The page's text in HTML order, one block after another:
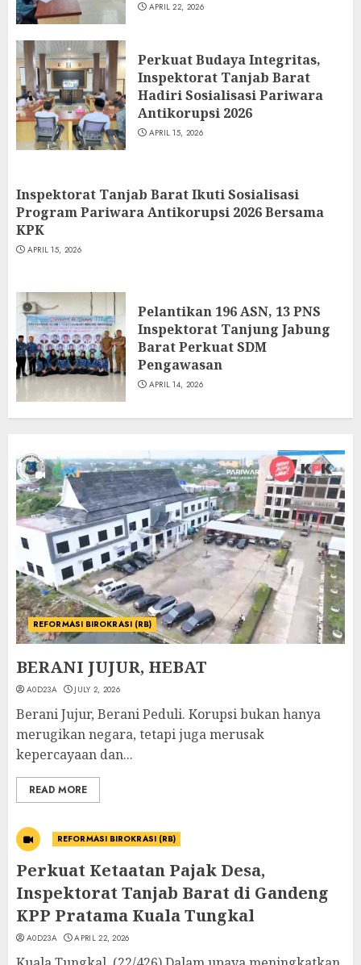
4
Perkuat Budaya Integritas,
Inspektorat Tanjab Barat Hadiri
Sosialisasi Pariwara Antikorupsi
2026
APRIL 15, 2026
Inspektorat Tanjab Barat Ikuti
Sosialisasi Program Pariwara
Pelantikan 196 ASN, 13 PNS
7
Apel Sore Inspektorat Daerah
Dirangkaikan Monitoring dan
Evaluasi oleh Tim Monev Pemkab
Tanjung Jabung Barat
APRIL 7, 2026
APRIL 22, 2026
Perkuat Budaya Integritas,
Inspektorat Tanjab Barat
Hadiri Sosialisasi Pariwara
Antikorupsi 2026
APRIL 15, 2026
Inspektorat Tanjab Barat Ikuti Sosialisasi
Program Pariwara Antikorupsi 2026 Bersama
KPK
APRIL 15, 2026
Pelantikan 196 ASN, 13 PNS
Inspektorat Tanjung Jabung
Barat Perkuat SDM
Pengawasan
APRIL 14, 2026
REFORMASI BIROKRASI (RB)
BERANI JUJUR, HEBAT
A0D23A JULY 2, 2026
Berani Jujur, Berani Peduli. Korupsi bukan hanya
merugikan negara, tetapi juga merusak
kepercayaan dan...
READ MORE
REFORMASI BIROKRASI (RB)
Perkuat Ketaatan Pajak Desa,
Inspektorat Tanjab Barat di Gandeng
KPP Pratama Kuala Tungkal
A0D23A APRIL 22, 2026